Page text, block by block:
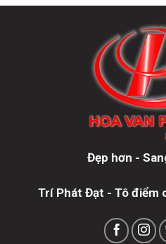
Đẹp hơn -
Trí Phát Đạt - Tô điểm